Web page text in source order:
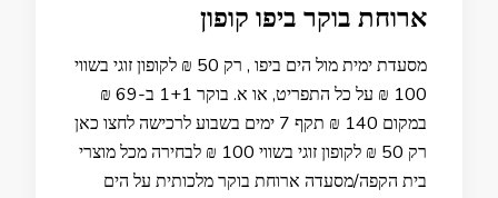
ארוחת בוקר ביפו קופון
מסעדת ימית מול הים ביפו , רק 50 ₪ לקופון זוגי בשווי
100 ₪ על כל התפריט, או א. בוקר 1+1 ב-69 ₪
במקום 140 ₪ תקף 7 ימים בשבוע לרכישה לחצו כאן
רק 50 ₪ לקופון זוגי בשווי 100 ₪ לבחירה מכל מוצרי
בית הקפה/מסעדה ארוחת בוקר מלכותית על הים